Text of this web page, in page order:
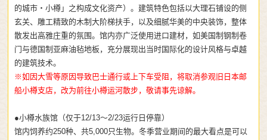
的城市・小樽」之构成文化资产）。建筑特色包括以大理石铺设的侧
玄关、雕工精致的木制大阶梯扶手，以及细腻华美的中央装饰，整体
散发出高雅庄重的氛围。馆内亦广泛使用进口建材，如美国制钢制卷
门与德国制亚麻油毡地板，充分展现出当时国际化的设计风格与卓越
的建筑技术。
※如因大雪等原因导致巴士通行或上下车受阻，将取消参观旧日本邮
船小樽支店，改为前往小樽运河散步，敬请事先谅解。
●小樽水族馆（仅于12/13～2/23运行日停靠）
馆内饲养约250种、共5,000只生物。冬季营业期间的最大看点是可以